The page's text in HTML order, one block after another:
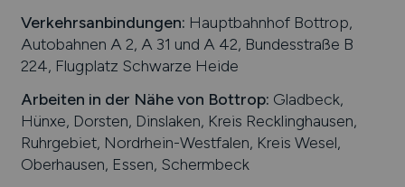
Verkehrsanbindungen: Hauptbahnhof Bottrop,
Autobahnen A 2, A 31 und A 42, Bundesstraße B
224, Flugplatz Schwarze Heide
Arbeiten in der Nähe von Bottrop: Gladbeck,
Hünxe, Dorsten, Dinslaken, Kreis Recklinghausen,
Ruhrgebiet, Nordrhein-Westfalen, Kreis Wesel,
Oberhausen, Essen, Schermbeck